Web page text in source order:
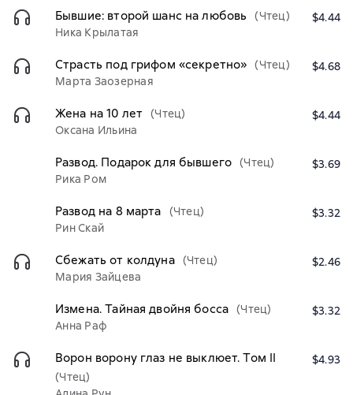
Бывшие: второй шанс на любовь
(Чтец)
Ника Крылатая
$4.44
Страсть под грифом «секретно» (Чтец)
Марта Заозерная
$4.68
Жена на 10 лет (Чтец)
Оксана Ильина
$4.44
Развод. Подарок для бывшего (Чтец)
Рика Ром
$3.69
Развод на 8 марта
(Чтец)
Рин Скай
$3.32
Сбежать от колдуна (Чтец)
Мария Зайцева
$2.46
Измена. Тайная двойня босса (Чтец)
Анна Раф
$3.32
Ворон ворону глаз не выклюет. Том II
(Чтец)
$4.93